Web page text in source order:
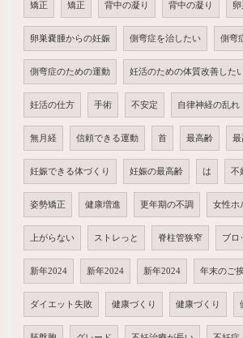
矯正 矯正 背中の凝り 背中の凝り
卵巣嚢腫からの妊娠 側弯症を治したい 側弯
側弯症のための運動 妊活のための体質改善した
妊活の仕方 手術 不安定 自律神経の乱れ
無月経 信頼できる運動 首 最高齢 最
妊娠できる体づくり 妊娠の最高齢 は 不
姿勢矯正 健康増進 更年期の不調 女性ホ
上がらない ストレっと 脊柱管狭窄 ブロ
新年2024 新年2024 新年2024 年末のご
ダイエット失敗 健康づくり 健康づくり